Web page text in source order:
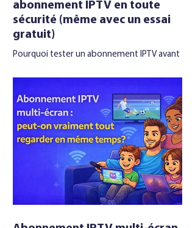
abonnement IPTV en toute
sécurité (même avec un essai
gratuit)
Pourquoi tester un abonnement IPTV avant
qui veulent tout avoir sur un seul écran :
chaînes TV françaises, bouquets étrangers,
sports, cinéma et VOD illimitée pour
quelques euros par mois. Avant de sortir la
carte bancaire, beaucoup cherchent une
solution pour tester un abonnement iptv
gratuitement, ou au moins sur une courte
période, afin de vérifier la qualité réelle du
service. C’est une